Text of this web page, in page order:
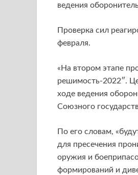
ведения
Проверка сил
февраля.
«На втором этапе
решимость-2022″.
ходе ведения
Союзного
По его словам,
для пресечения
оружия и
формирований и